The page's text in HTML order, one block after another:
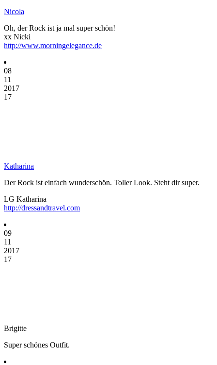
Nicola
Oh, der Rock ist ja mal super schön!
xx Nicki
http://www.morningelegance.de
08
11
2017
17
Katharina
Der Rock ist einfach wunderschön. Toller Look. Steht dir super.
LG Katharina
http://dressandtravel.com
09
11
2017
17
Brigitte
Super schönes Outfit.